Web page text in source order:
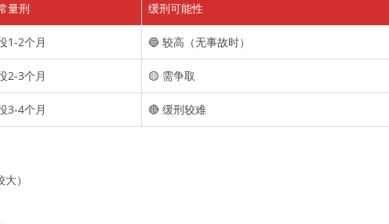
量刑 缓刑可能性
1-2个月 🔵 较高（无事故时）
2-3个月 🟡 需争取
3-4个月 🔴 缓刑较难
）